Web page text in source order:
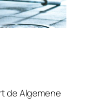
de Algemene